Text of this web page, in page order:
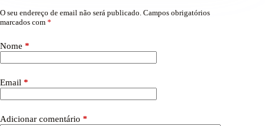
O seu endereço de email não será publicado. Campos obrigatórios
marcados com *
Nome *
Email *
Adicionar comentário *